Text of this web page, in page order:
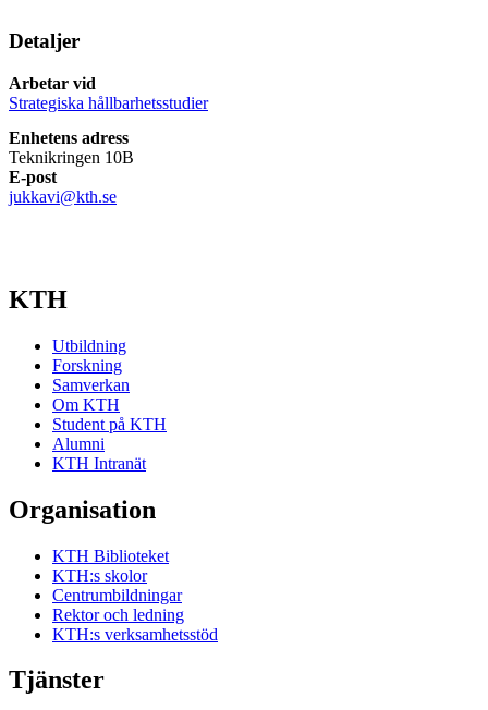
Detaljer
Arbetar vid
Strategiska hållbarhetsstudier
Enhetens adress
Teknikringen 10B
E-post
jukkavi@kth.se
KTH
Utbildning
Forskning
Samverkan
Om KTH
Student på KTH
Alumni
KTH Intranät
Organisation
KTH Biblioteket
KTH:s skolor
Centrumbildningar
Rektor och ledning
KTH:s verksamhetsstöd
Tjänster